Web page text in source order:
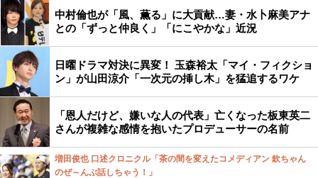
中村倫也が「風、薫る」に大貢献…妻・水卜麻美アナ
との「ずっと仲良く」「にこやかな」近況
日曜ドラマ対決に異変！ 玉森裕太「マイ・フィクショ
ン」が山田涼介「一次元の挿し木」を猛追するワケ
「恩人だけど、嫌いな人の代表」亡くなった板東英二
さんが複雑な感情を抱いたプロデューサーの名前
増田俊也 口述クロニクル「茶の間を変えたコメディアン 欽ちゃん
のぜ～んぶ話しちゃう！」